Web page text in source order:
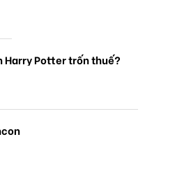
Harry Potter trốn thuế?